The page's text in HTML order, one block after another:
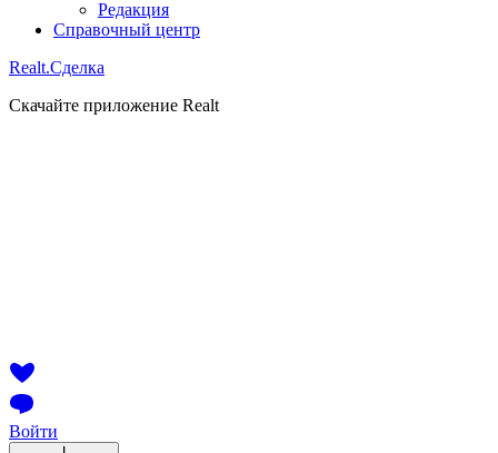
Редакция
Справочный центр
Realt.Сделка
Скачайте приложение Realt
Войти